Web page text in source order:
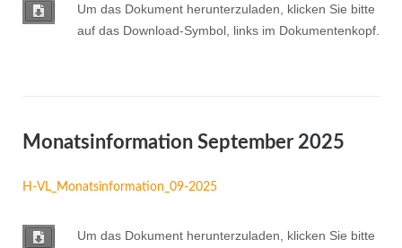
Um das Dokument herunterzuladen, klicken Sie bitte
auf das Download-Symbol, links im Dokumentenkopf.
Monatsinformation September 2025
H-VL_Monatsinformation_09-2025
Um das Dokument herunterzuladen, klicken Sie bitte